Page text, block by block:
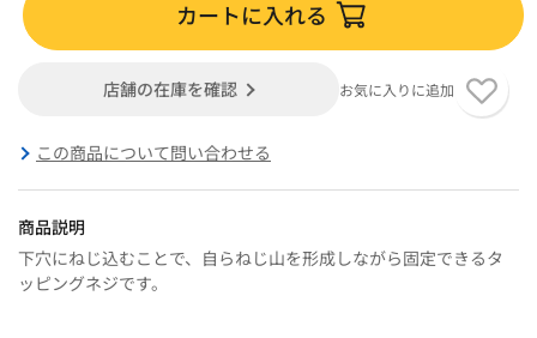
カートに入れる
店舗の在庫を確認 お気に入りに追加
この商品について問い合わせる
商品説明
下穴にねじ込むことで、自らねじ山を形成しながら固定できるタ
ッピングネジです。